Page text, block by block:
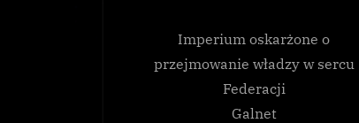
Imperium oskarżone o
przejmowanie władzy w sercu
Federacji
Galnet